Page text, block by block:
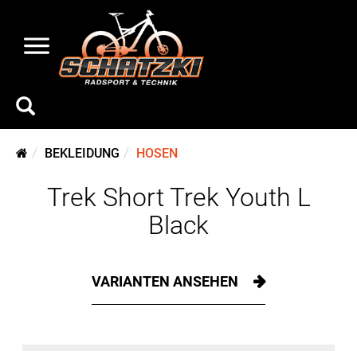
BEKLEIDUNG HOSEN
Trek Short Trek Youth L
Black
VARIANTEN ANSEHEN